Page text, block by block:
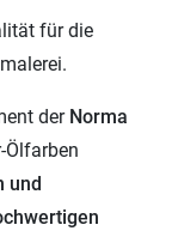
für die
der Norma
Ölfarben
und